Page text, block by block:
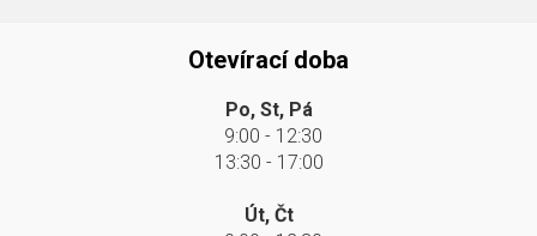
Otevírací doba
Po, St, Pá
9:00 - 12:30
13:30 - 17:00
Út, Čt